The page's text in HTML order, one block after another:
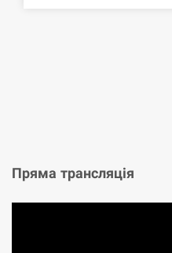
Пряма трансляція